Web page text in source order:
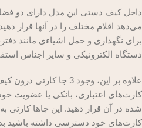
داخل کیف دستی این مدل دارای دو
می‌دهد اقلام مختلف را در آنها قرار
برای نگهداری و حمل اشیاءی مانند
دستگاه الکترونیکی و سایر اجناس
علاوه بر این، وجود 3
کارت‌های اعتباری، بانکی یا عضویت
شده در آن قرار دهید. این جاها کارتی
کارت‌های خود دسترسی داشته باشید